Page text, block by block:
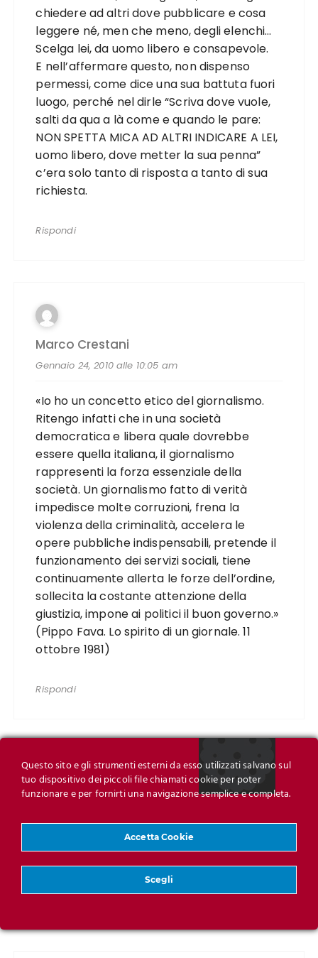
chiedere ad altri dove pubblicare e cosa
leggere né, men che meno, degli elenchi…
Scelga lei, da uomo libero e consapevole.
E nell’affermare questo, non dispenso
permessi, come dice una sua battuta fuori
luogo, perché nel dirle “Scriva dove vuole,
salti da qua a là come e quando le pare:
NON SPETTA MICA AD ALTRI INDICARE A LEI,
uomo libero, dove metter la sua penna”
c’era solo tanto di risposta a tanto di sua
richiesta.
Rispondi
Marco Crestani
Gennaio 24, 2010 alle 10:05 am
«Io ho un concetto etico del giornalismo.
Ritengo infatti che in una società
democratica e libera quale dovrebbe
essere quella italiana, il giornalismo
rappresenti la forza essenziale della
società. Un giornalismo fatto di verità
impedisce molte corruzioni, frena la
violenza della criminalità, accelera le
opere pubbliche indispensabili, pretende il
funzionamento dei servizi sociali, tiene
continuamente allerta le forze dell’ordine,
sollecita la costante attenzione della
giustizia, impone ai politici il buon governo.»
(Pippo Fava. Lo spirito di un giornale. 11
ottobre 1981)
Rispondi
Gennaio 24, 2010 alle 12:05 pm
Questo sito e gli strumenti esterni da esso utilizzati salvano sul
tuo dispositivo dei piccoli file chiamati cookie per poter
funzionare e per fornirti una navigazione semplice e completa.
Accetta Cookie
Scegli